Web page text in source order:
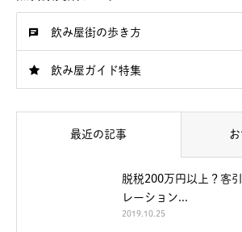
飲み屋街の歩き方
飲み屋ガイド特集
最近の記事
脱税200万円以上？客
レーション...
2019.10.25